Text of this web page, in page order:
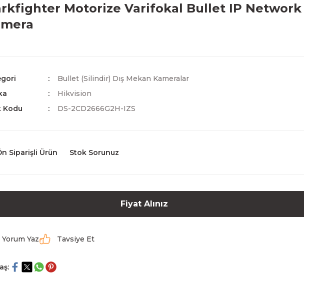
Motorize Varifokal Bullet IP Network
Bullet (Silindir) Dış Mekan Kameralar
Hikvision
Kodu
DS-2CD2666G2H-IZS
Siparişli Ürün Stok Sorunuz
Fiyat Alınız
Yorum Yaz Tavsiye Et